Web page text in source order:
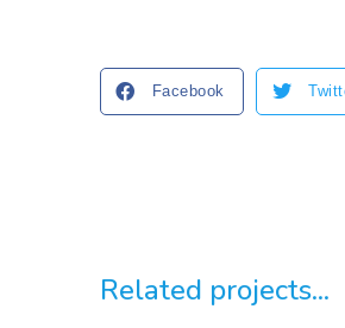
Facebook
Related projects...